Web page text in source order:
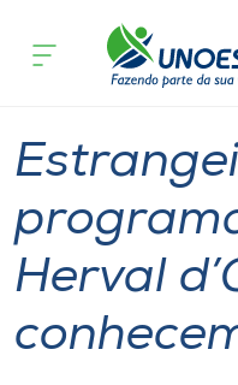
Cursos
Atendimento ao
Portal de Ensino
acontece
Herval